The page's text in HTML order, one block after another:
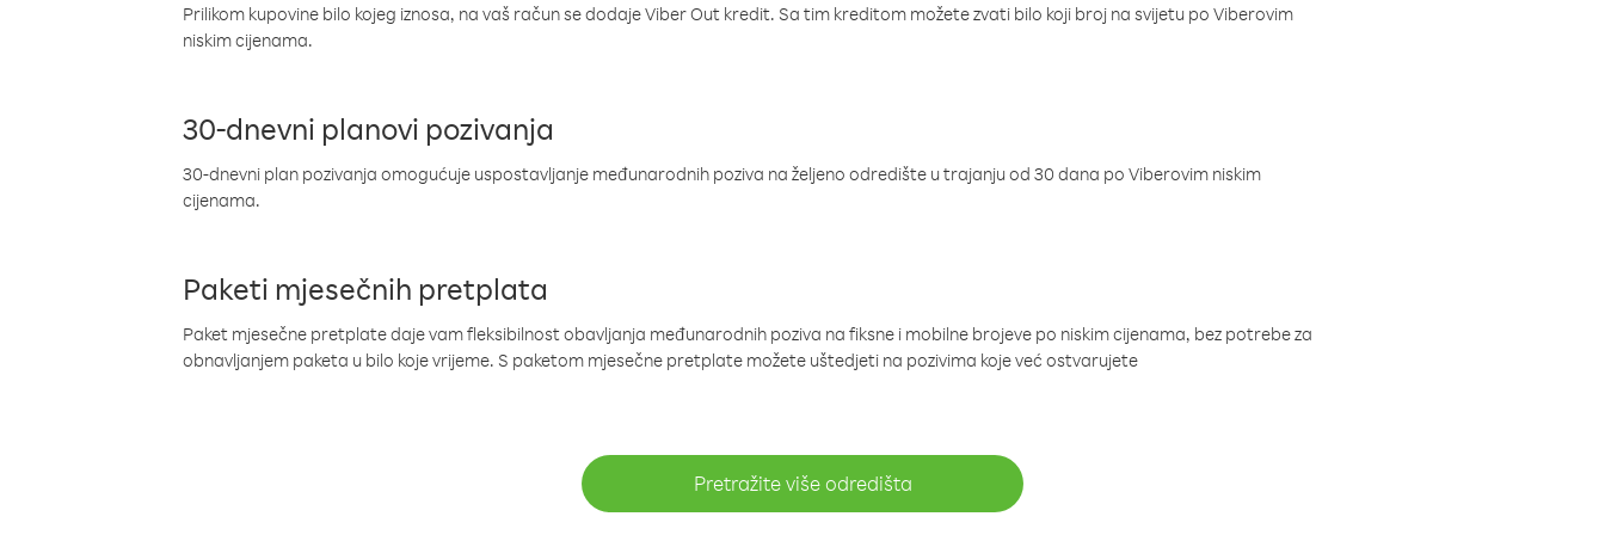
Prilikom kupovine bilo kojeg iznosa, na vaš račun se dodaje Viber Out kredit. Sa tim kreditom možete zvati bilo koji broj na svijetu po Viberovim
niskim cijenama.
30-dnevni planovi pozivanja
30-dnevni plan pozivanja omogućuje uspostavljanje međunarodnih poziva na željeno odredište u trajanju od 30 dana po Viberovim niskim
cijenama.
Paketi mjesečnih pretplata
Paket mjesečne pretplate daje vam fleksibilnost obavljanja međunarodnih poziva na fiksne i mobilne brojeve po niskim cijenama, bez potrebe za
obnavljanjem paketa u bilo koje vrijeme. S paketom mjesečne pretplate možete uštedjeti na pozivima koje već ostvarujete
Pretražite više odredišta